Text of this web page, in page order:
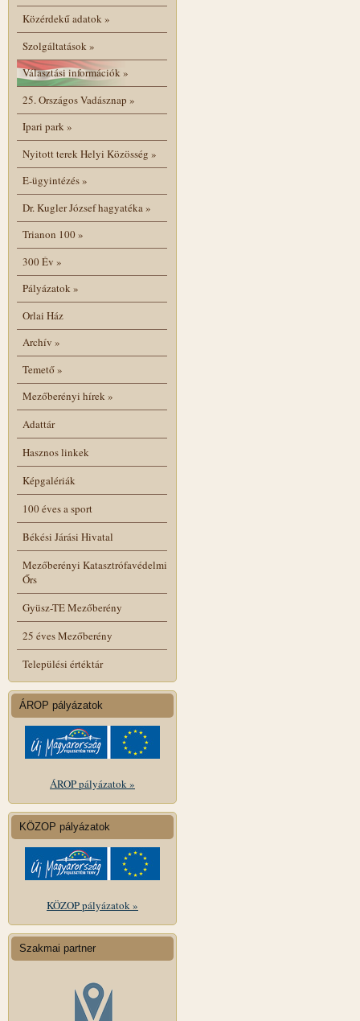
Közérdekű adatok»
Szolgáltatások»
Választási információk»
25. Országos Vadásznap »
Ipari park»
Nyitott terek Helyi Közösség »
E-ügyintézés»
Dr. Kugler József hagyatéka»
Trianon 100»
300 Év »
Pályázatok»
Orlai Ház
Archív »
Temető»
Mezőberényi hírek»
Adattár
Hasznos linkek
Képgalériák
100 éves a sport
Békési Járási Hivatal
Mezőberényi Katasztrófavédelmi
Őrs
Gyüsz-TE Mezőberény
25 éves Mezőberény
Települési értéktár
ÁROP pályázatok
ÁROP pályázatok »
KÖZOP pályázatok
KÖZOP pályázatok »
Szakmai partner